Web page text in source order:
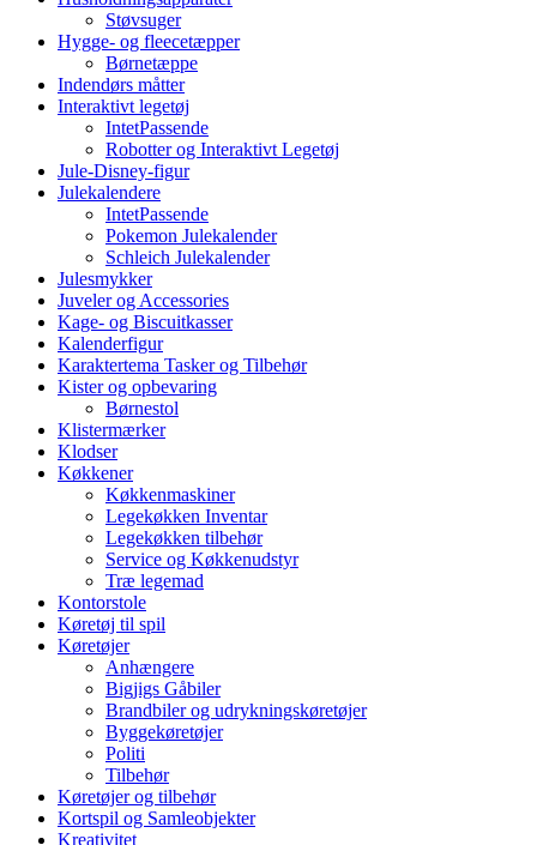
Støvsuger
Hygge- og fleecetæpper
Børnetæppe
Indendørs måtter
Interaktivt legetøj
IntetPassende
Robotter og Interaktivt Legetøj
Jule-Disney-figur
Julekalendere
IntetPassende
Pokemon Julekalender
Schleich Julekalender
Julesmykker
Juveler og Accessories
Kage- og Biscuitkasser
Kalenderfigur
Karaktertema Tasker og Tilbehør
Kister og opbevaring
Børnestol
Klistermærker
Klodser
Køkkener
Køkkenmaskiner
Legekøkken Inventar
Legekøkken tilbehør
Service og Køkkenudstyr
Træ legemad
Kontorstole
Køretøj til spil
Køretøjer
Anhængere
Bigjigs Gåbiler
Brandbiler og udrykningskøretøjer
Byggekøretøjer
Politi
Tilbehør
Køretøjer og tilbehør
Kortspil og Samleobjekter
Kreativitet